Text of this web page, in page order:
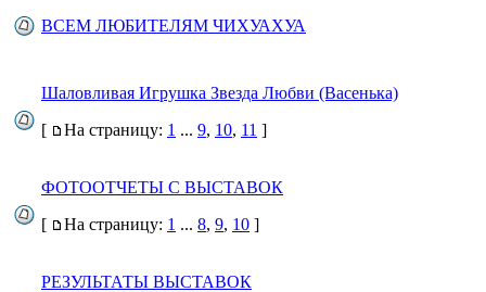
ВСЕМ ЛЮБИТЕЛЯМ ЧИХУАХУА
Шаловливая Игрушка Звезда Любви (Васенька)
[
На страницу: 1 ... 9, 10, 11 ]
ФОТООТЧЕТЫ С ВЫСТАВОК
[
На страницу: 1 ... 8, 9, 10 ]
РЕЗУЛЬТАТЫ ВЫСТАВОК